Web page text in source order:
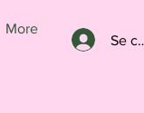
More
Se